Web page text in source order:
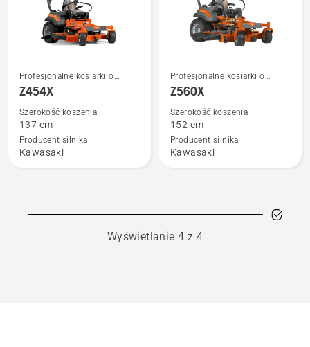
Zobacz
więcej
szczegółów
Z454X
Profesjonalne kosiarki o
zerowym promieniu skrętu
Z454X
Szerokość koszenia
137 cm
Producent silnika
Kawasaki
Zobacz
więcej
szczegółów
Z560X
Profesjonalne kosiarki o
zerowym promieniu skrętu
Z560X
Szerokość koszenia
152 cm
Producent silnika
Kawasaki
Wyświetlanie 4 z 4